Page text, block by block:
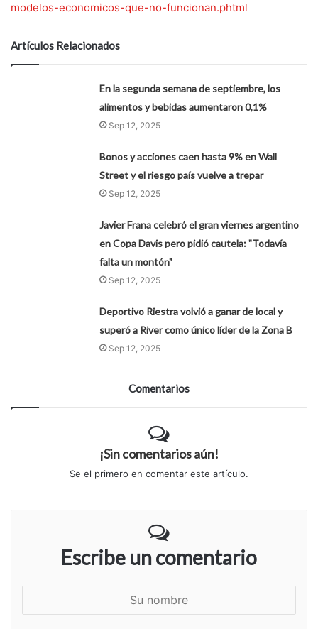
modelos-economicos-que-no-funcionan.phtml
Artículos Relacionados
En la segunda semana de septiembre, los
alimentos y bebidas aumentaron 0,1%
Sep 12, 2025
Bonos y acciones caen hasta 9% en Wall
Street y el riesgo país vuelve a trepar
Sep 12, 2025
Javier Frana celebró el gran viernes argentino
en Copa Davis pero pidió cautela: "Todavía
falta un montón"
Sep 12, 2025
Deportivo Riestra volvió a ganar de local y
superó a River como único líder de la Zona B
Sep 12, 2025
Comentarios
¡Sin comentarios aún!
Se el primero en comentar este artículo.
Escribe un comentario